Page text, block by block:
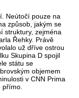
Neútočí pouze na
způsob, jakým se
struktury, zejména
Řehky. Právě
už dříve ostrou
Skupina D spojil
státu se
objemem
v CNN Prima